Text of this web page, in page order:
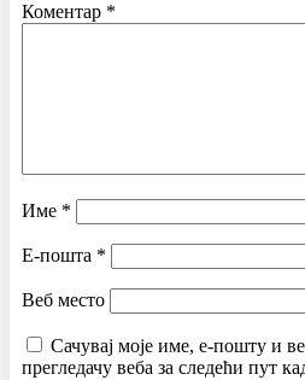
Коментар *
Име *
Е-пошта *
Веб место
Сачувај моје име, е-пошту и
прегледачу веба за следећи пут